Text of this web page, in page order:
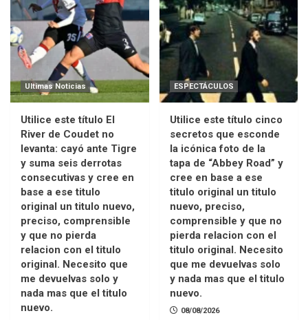
Ultimas Noticias
Utilice este título El
River de Coudet no
levanta: cayó ante Tigre
y suma seis derrotas
consecutivas y cree en
base a ese titulo
original un titulo nuevo,
preciso, comprensible
y que no pierda
relacion con el titulo
original. Necesito que
me devuelvas solo y
nada mas que el titulo
nuevo.
ESPECTÁCULOS
Utilice este título cinco
secretos que esconde
la icónica foto de la
tapa de “Abbey Road” y
cree en base a ese
titulo original un titulo
nuevo, preciso,
comprensible y que no
pierda relacion con el
titulo original. Necesito
que me devuelvas solo
y nada mas que el titulo
nuevo.
08/08/2026